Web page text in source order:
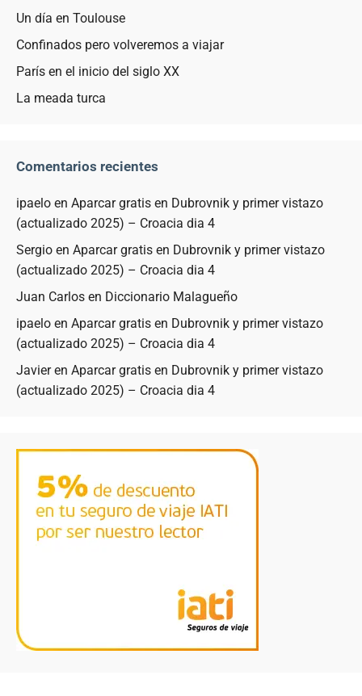
Un día en Toulouse
Confinados pero volveremos a viajar
París en el inicio del siglo XX
La meada turca
Comentarios recientes
ipaelo en Aparcar gratis en Dubrovnik y primer vistazo
(actualizado 2025) – Croacia dia 4
Sergio en Aparcar gratis en Dubrovnik y primer vistazo
(actualizado 2025) – Croacia dia 4
Juan Carlos en Diccionario Malagueño
ipaelo en Aparcar gratis en Dubrovnik y primer vistazo
(actualizado 2025) – Croacia dia 4
Javieren Aparcar gratis en Dubrovnik y primer vistazo
(actualizado 2025) – Croacia dia 4